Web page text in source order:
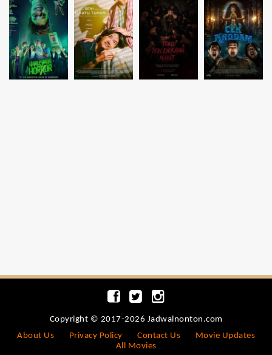
Copyright © 2017-2026 Jadwalnonton.com
About Us
Privacy Policy Contact Us
Movie Updates
All Movies